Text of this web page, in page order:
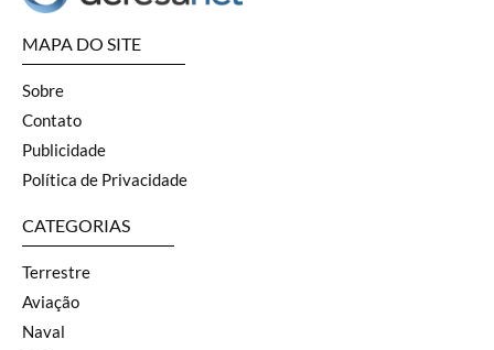
MAPA DO SITE
Sobre
Contato
Publicidade
Política de Privacidade
CATEGORIAS
Terrestre
Aviação
Naval